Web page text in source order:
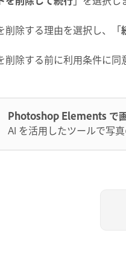
削除する理由を選択し、「
削除する前に利用条件に同
Photoshop Elements で
AI を活用したツールで写